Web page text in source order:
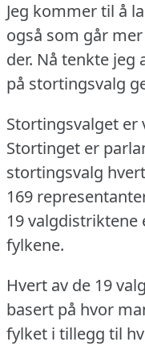
Jeg kommer til å
også som går
der. Nå tenkte jeg
på stortingsvalg
Stortingsvalget er
Stortinget er
stortingsvalg
169
19 valgdistriktene
fylkene.
Hvert av de 19
basert på hvor
fylket i tillegg til